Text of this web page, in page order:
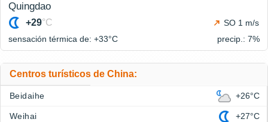
Quingdao
+29°C
SO 1 m/s
sensación térmica de: +33°C precip.: 7%
Centros turísticos de China:
Beidaihe +26°C
Weihai +27°C